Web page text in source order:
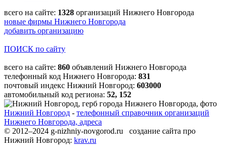
всего на сайте: 1328 организаций Нижнего Новгорода
новые фирмы Нижнего Новгорода
добавить организацию
ПОИСК по сайту
всего на сайте: 860 объявлений Нижнего Новгорода
телефонный код Нижнего Новгорода: 831
почтовый индекс Нижний Новгород: 603000
автомобильный код региона: 52, 152
Нижний Новгород - телефонный справочник организаций
Нижнего Новгорода, адреса
© 2012–2024 g-nizhniy-novgorod.ru создание сайта про
Нижний Новгород: krav.ru